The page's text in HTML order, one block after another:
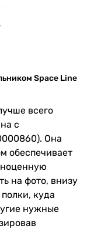
Space Line
всего
с
Она
обеспечивает
на фото, внизу
куда
нужные